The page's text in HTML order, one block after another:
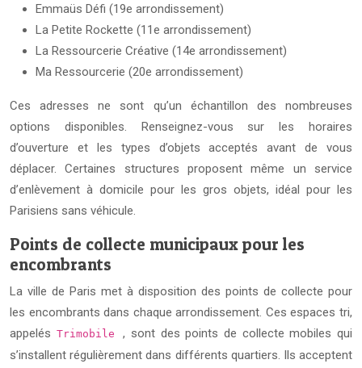
Emmaüs Défi (19e arrondissement)
La Petite Rockette (11e arrondissement)
La Ressourcerie Créative (14e arrondissement)
Ma Ressourcerie (20e arrondissement)
Ces adresses ne sont qu’un échantillon des nombreuses
options disponibles. Renseignez-vous sur les horaires
d’ouverture et les types d’objets acceptés avant de vous
déplacer. Certaines structures proposent même un service
d’enlèvement à domicile pour les gros objets, idéal pour les
Parisiens sans véhicule.
Points de collecte municipaux pour les
encombrants
La ville de Paris met à disposition des points de collecte pour
les encombrants dans chaque arrondissement. Ces espaces tri,
appelés Trimobile, sont des points de collecte mobiles qui
s’installent régulièrement dans différents quartiers. Ils acceptent